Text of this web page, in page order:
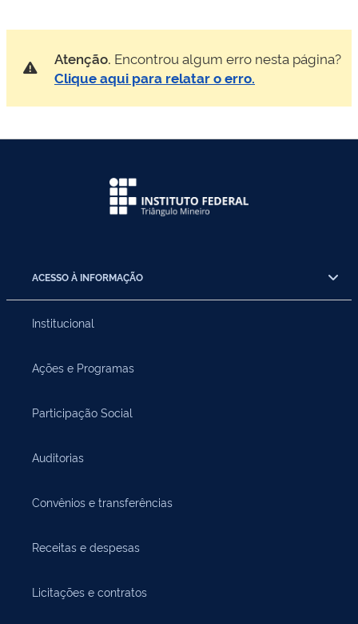
Atenção. Encontrou algum erro nesta página?
Clique aqui para relatar o erro.
ACESSO À INFORMAÇÃO
Institucional
Ações e Programas
Participação Social
Auditorias
Convênios e transferências
Receitas e despesas
Licitações e contratos